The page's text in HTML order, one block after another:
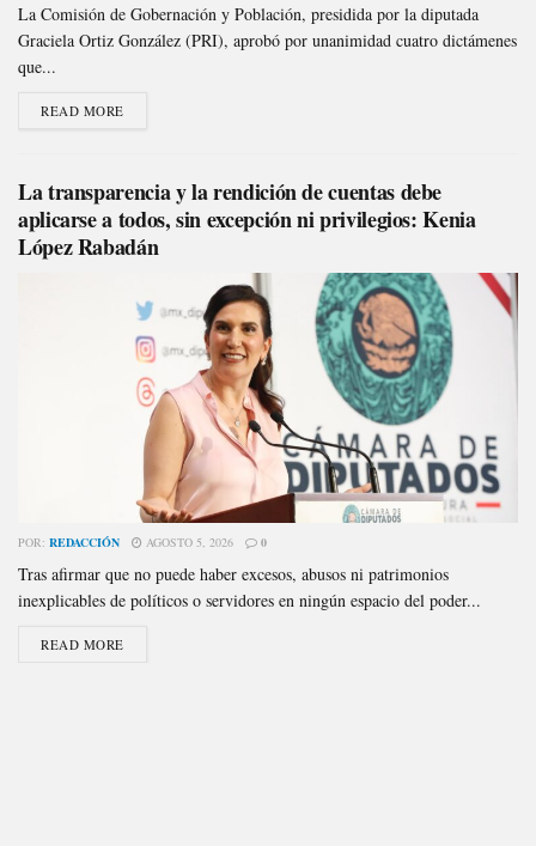
La Comisión de Gobernación y Población, presidida por la diputada
Graciela Ortiz González (PRI), aprobó por unanimidad cuatro dictámenes
que...
READ MORE
La transparencia y la rendición de cuentas debe
aplicarse a todos, sin excepción ni privilegios: Kenia
López Rabadán
POR: REDACCIÓN AGOSTO 5, 2026 0
Tras afirmar que no puede haber excesos, abusos ni patrimonios
inexplicables de políticos o servidores en ningún espacio del poder...
READ MORE